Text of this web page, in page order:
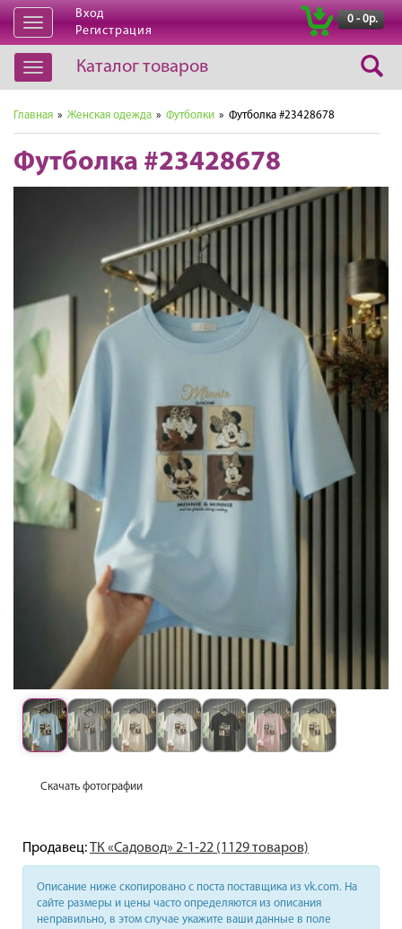
Открыть
навигацию
Вход
Регистрация
0 - 0р.
Открыть
навигацию
Каталог товаров
Главная » Женская одежда » Футболки » Футболка #23428678
Футболка #23428678
Скачать фотографии
Продавец:ТК «Садовод» 2-1-22 (1129 товаров)
Описание ниже скопировано с поста поставщика из vk.com. На
сайте размеры и цены часто определяются из описания
неправильно, в этом случае укажите ваши данные в поле